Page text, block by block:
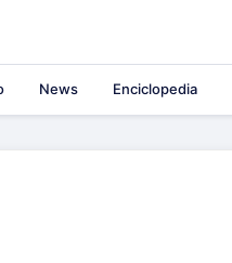
News Enciclopedia